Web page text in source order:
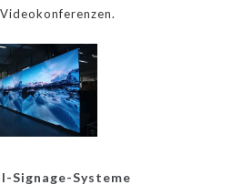
Signage-Systeme